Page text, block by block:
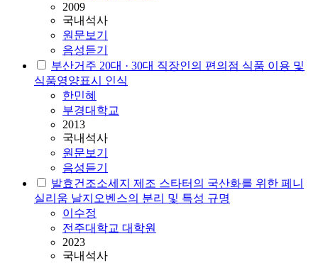
2009
국내석사
원문보기
음성듣기
부산거주 20대 · 30대 직장인의 편의점 식품 이용 및
식품영양표시 인식
한민혜
부경대학교
2013
국내석사
원문보기
음성듣기
발효건조소세지 제조 스타터의 국산화를 위한 페니
실리움 날지오벤스의 분리 및 특성 규명
이수정
전주대학교 대학원
2023
국내석사